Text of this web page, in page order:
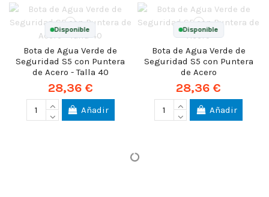
Disponible
Bota de Agua Verde de
Seguridad S5 con Puntera
de Acero - Talla 40
28,36 €
Añadir
Disponible
Bota de Agua Verde de
Seguridad S5 con Puntera
de Acero
28,36 €
Añadir